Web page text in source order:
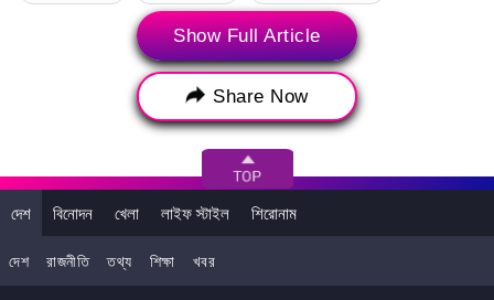
Show Full Article
Share Now
দেশ বিনোদন খেলা লাইফ স্টাইল শিরোনাম
দেশ রাজনীতি তথ্য শিক্ষা খবর